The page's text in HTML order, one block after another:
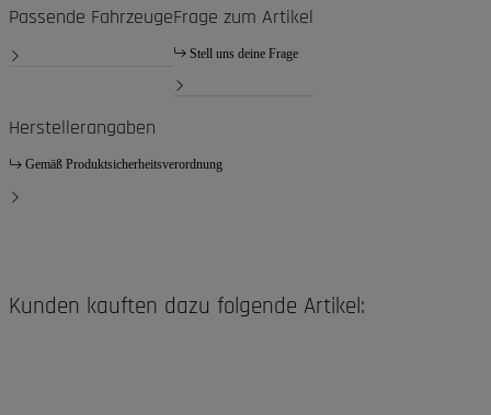
Passende FahrzeugeFrage zum Artikel
Stell uns deine Frage
Herstellerangaben
Gemäß Produktsicherheitsverordnung
Kunden kauften dazu folgende Artikel: